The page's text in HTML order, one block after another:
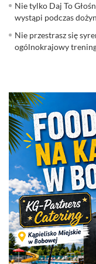
Nie tylko Daj To
wystąpi podczas
Nie przestrasz się
ogólnokrajowy